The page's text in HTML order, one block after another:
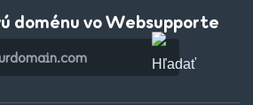
doménu vo Websupporte